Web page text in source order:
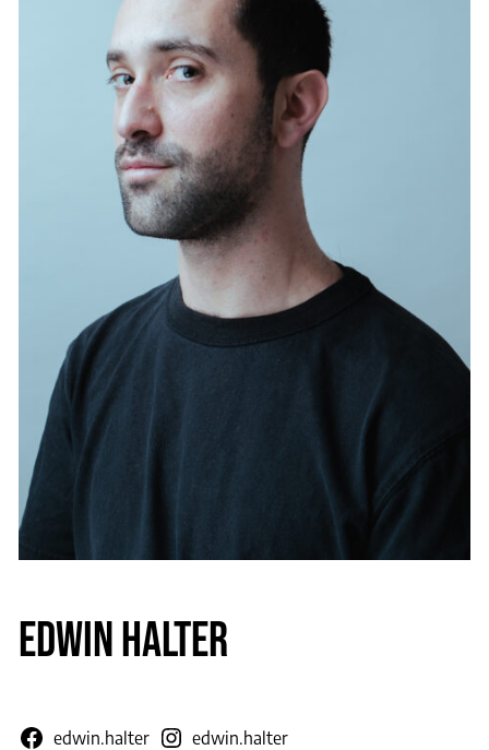
EDWIN HALTER
edwin.halter edwin.halter